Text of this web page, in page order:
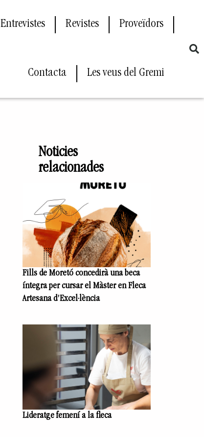
Entrevistes Revistes Proveïdors
Contacta Les veus del Gremi
Noticies
relacionades
Fills de Moretó concedirà una beca
íntegra per cursar el Màster en Fleca
Artesana d’Excel·lència
Lideratge femení a la fleca